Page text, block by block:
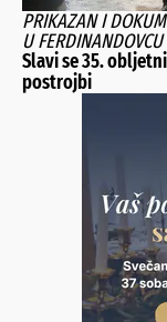
PRIKAZAN I
U FERDINANDOVCU
Slavi se 35.
postrojbi